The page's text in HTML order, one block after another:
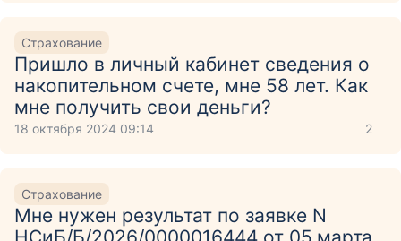
Страхование
Пришло в личный кабинет сведения о
накопительном счете, мне 58 лет. Как
мне получить свои деньги?
18 октября 2024 09:14 2
Страхование
Мне нужен результат по заявке N